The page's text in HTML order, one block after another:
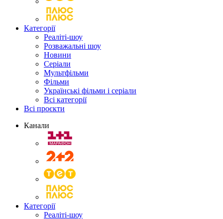
Категорії
Реаліті-шоу
Розважальні шоу
Новини
Серіали
Мультфільми
Фільми
Українські фільми і серіали
Всі категорії
Всі проєкти
Канали
Категорії
Реаліті-шоу